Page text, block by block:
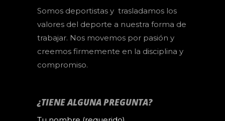
Somos deportistas y trasladamos los
valores del deporte a nuestra forma de
trabajar. Nos movemos por pasión y
creemos firmemente en la disciplina y
compromiso.
¿TIENE ALGUNA PREGUNTA?